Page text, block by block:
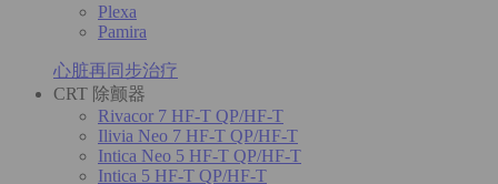
Plexa
Pamira
心脏再同步治疗
CRT 除颤器
Rivacor 7 HF-T QP/HF-T
Ilivia Neo 7 HF-T QP/HF-T
Intica Neo 5 HF-T QP/HF-T
Intica 5 HF-T QP/HF-T